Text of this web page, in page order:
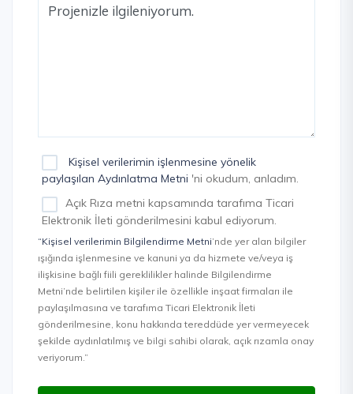
Kişisel verilerimin işlenmesine yönelik
paylaşılan Aydınlatma Metni 'ni okudum, anladım.
Açık Rıza metni kapsamında tarafıma Ticari
Elektronik İleti gönderilmesini kabul ediyorum.
“Kişisel verilerimin Bilgilendirme Metni’nde yer alan bilgiler
ışığında işlenmesine ve kanuni ya da hizmete ve/veya iş
ilişkisine bağlı fiili gereklilikler halinde Bilgilendirme
Metni’nde belirtilen kişiler ile özellikle inşaat firmaları ile
paylaşılmasına ve tarafıma Ticari Elektronik İleti
gönderilmesine, konu hakkında tereddüde yer vermeyecek
şekilde aydınlatılmış ve bilgi sahibi olarak, açık rızamla onay
veriyorum.”